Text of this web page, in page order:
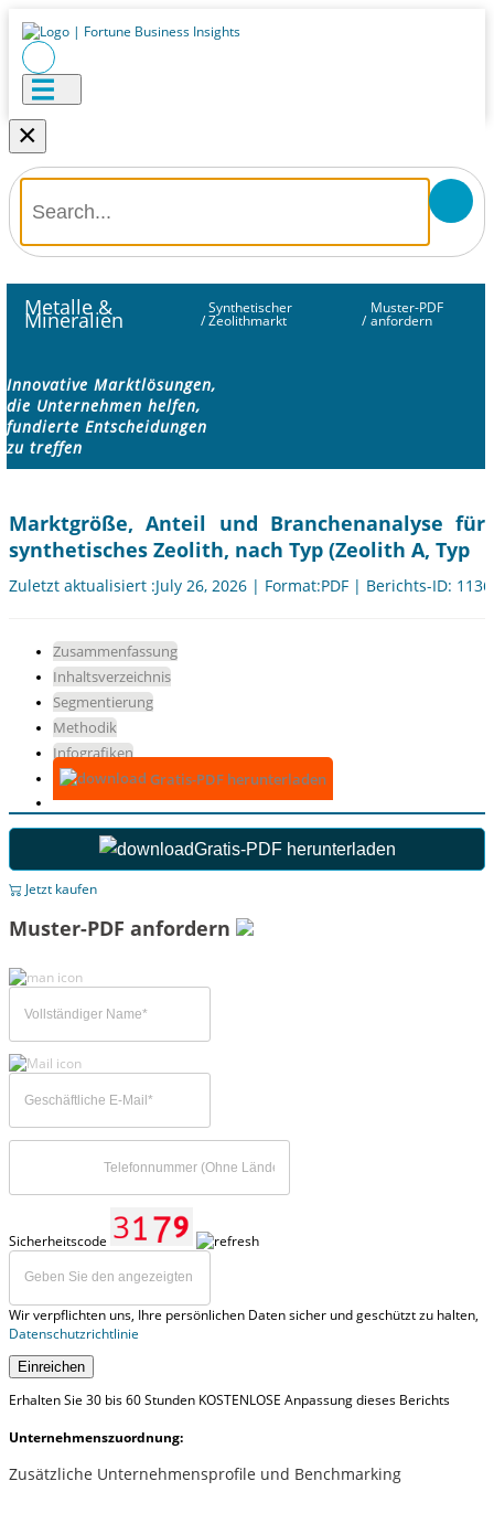
×
Metalle &
Mineralien /
Synthetischer
Zeolithmarkt /
Muster-PDF
anfordern
Innovative Marktlösungen,
die Unternehmen helfen,
fundierte Entscheidungen
zu treffen
Marktgröße, Anteil und Branchenanalyse für
synthetisches Zeolith, nach Typ (Zeolith A, Typ
Zuletzt aktualisiert :July 26, 2026 | Format:PDF | Berichts-ID:
Zusammenfassung
Inhaltsverzeichnis
Segmentierung
Methodik
Infografiken
Gratis-PDF herunterladen
Gratis-PDF herunterladen
Jetzt kaufen
Muster-PDF anfordern
Sicherheitscode
Wir verpflichten uns, Ihre persönlichen Daten sicher und geschützt zu halten,
Datenschutzrichtlinie
Einreichen
Erhalten Sie 30 bis 60 Stunden KOSTENLOSE Anpassung dieses Berichts
Unternehmenszuordnung:
Zusätzliche Unternehmensprofile und Benchmarking